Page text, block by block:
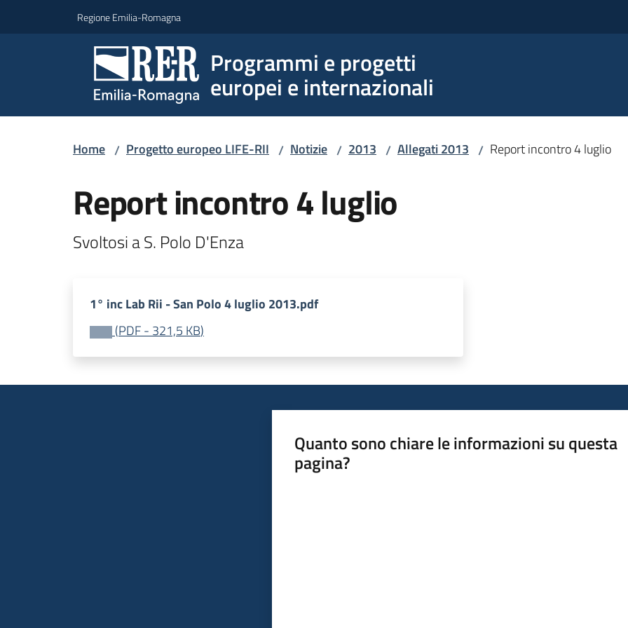
Regione Emilia-Romagna
Programmi e progetti
europei e internazionali
Home / Progetto europeo LIFE-RII / Notizie / 2013 / Allegati 2013 / Report incontro 4 luglio
Report incontro 4 luglio
Svoltosi a S. Polo D'Enza
1° inc Lab Rii - San Polo 4 luglio 2013.pdf
(PDF- 321,5 KB)
Quanto sono chiare le informazioni su questa
pagina?